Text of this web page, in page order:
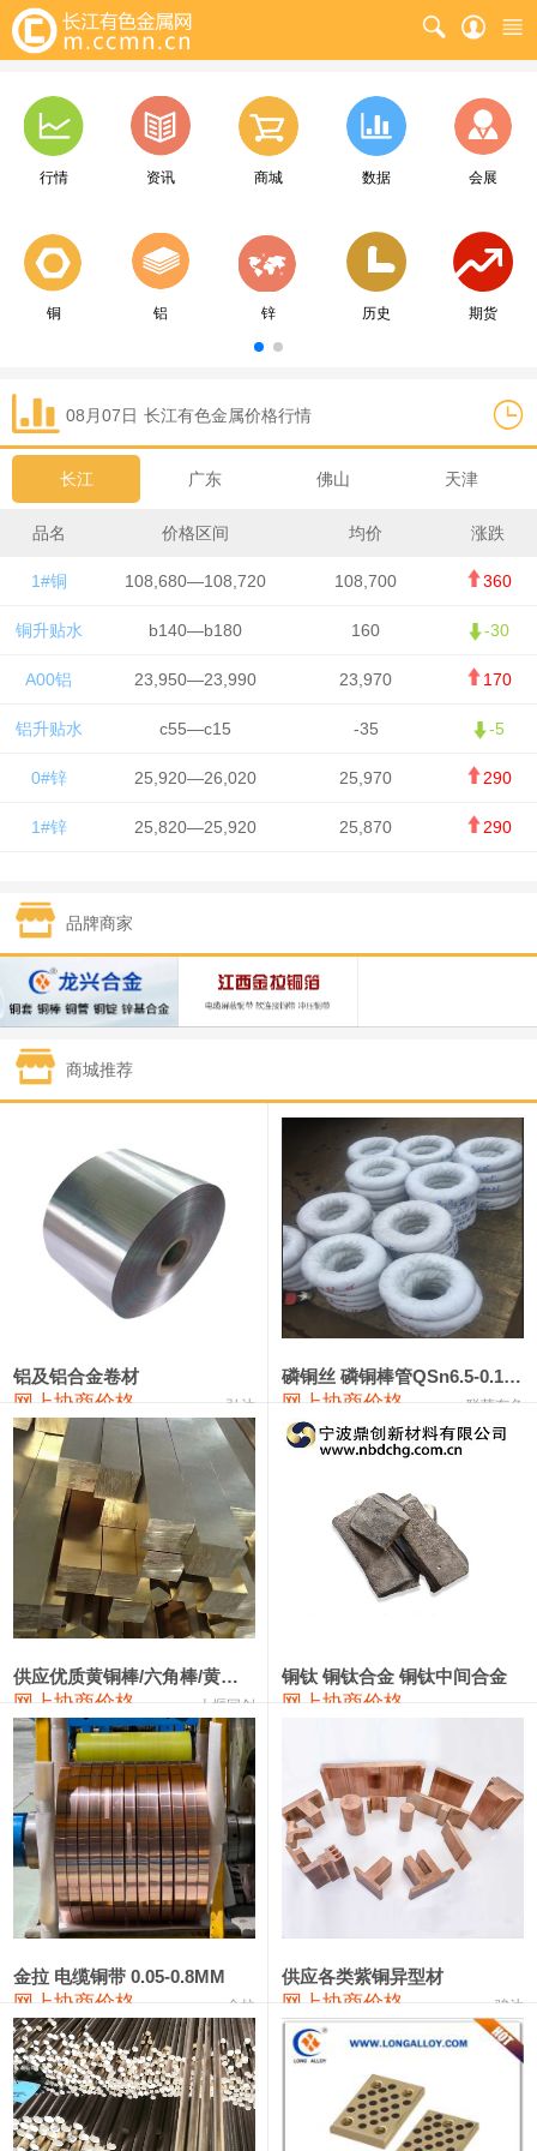
行情 资讯 商城 数据 会展
铜 铝 锌 历史 期货
08月07日 长江有色金属价格行情
长江 广东 佛山 天津
品名 价格区间 均价 涨跌
1#铜 108,680—108,720 108,700 360
铜升贴水 b140—b180 160 -30
A00铝 23,950—23,990 23,970 170
铝升贴水 c55—c15 -35 -5
0#锌 25,920—26,020 25,970 290
1#锌 25,820—25,920 25,870 290
1#锡 434,000—436,000
1#镍 129,550—130,750
1#白银 15,100—15,110 15,105 -70
钯金
331,000 -10,000
89,000—95,000 92,000 1,000
2#锑 85,000—91,000 88,000 1,000
1#镁 17,000—18,000 17,500 0
18,900—19,100 19,000 100
1#电解锰(99.7%袋装) 18,000—18,200 18,100 100
1#铬 60,000—82,000
553#硅 9,300—9,500
441#硅 9,600—9,800 9,700
3303#硅 10,300—10,500 10,400
2202#硅 14,100—14,300
金属硅3303#-2202# 10,400—14,200 12,300 0
漆包线 111,970—115,970 113,970
磷铜合金 110,800—117,600 114,200 400
无氧铜丝(硬) 109,710—110,010 109,860
R410A专用紫铜管 113,700—113,700
铸造铝合金锭(A380） 26,300—26,500 26,400 100
铝合金ADC12 24,200—24,400 100
铸造铝合金锭(ZL102) 24,300—24,500 24,400
品牌商家
商城推荐
铝及铝合金卷材
网上协商价格 弘达
磷铜丝 磷铜棒管QSn6.5-0.1 7-0.2 8-0.3
网上协商价格 联荣有色
供应优质黄铜棒/六角棒/黄铜方板
网上协商价格 十堰同创
铜钛 铜钛合金 铜钛中间合金
网上协商价格
金拉 电缆铜带 0.05-0.8MM
网上协商价格 金拉
供应各类紫铜异型材
网上协商价格 骏达